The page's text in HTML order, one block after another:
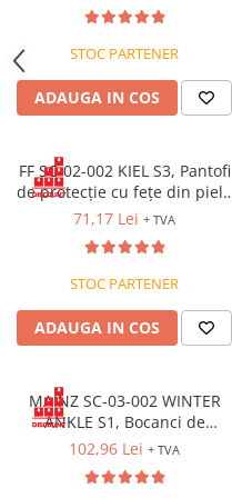
STOC PARTENER
ADAUGA IN COS
FF SC-02-002 KIEL S3, Pantofi
de protecție cu fețe din piele
hidrofobizată, cu bombeu și
71,17 Lei + TVA
STOC PARTENER
ADAUGA IN COS
MAINZ SC-03-002 WINTER
ANKLE S1, Bocanci de
protectie cu bombeu, talpa
102,96 Lei + TVA